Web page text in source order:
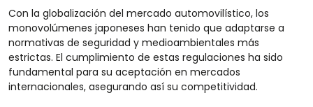
Con la globalización del mercado automovilístico, los
monovolúmenes japoneses han tenido que adaptarse a
normativas de seguridad y medioambientales más
estrictas. El cumplimiento de estas regulaciones ha sido
fundamental para su aceptación en mercados
internacionales, asegurando así su competitividad.